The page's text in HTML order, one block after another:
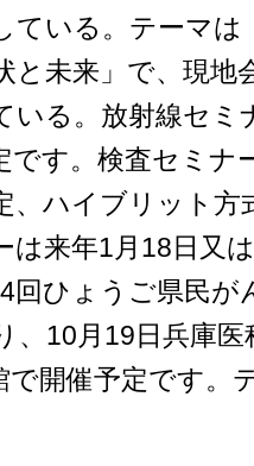
ている。テーマは
と未来」で、現地
いる。放射線セミ
です。検査セミナ
、ハイブリット方
は来年1月18日又
回ひょうご県民
、10月19日兵庫
で開催予定です。